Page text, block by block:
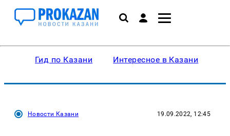
Гид по Казани Интересное в Казани
Новости Казани 19.09.2022, 12:45